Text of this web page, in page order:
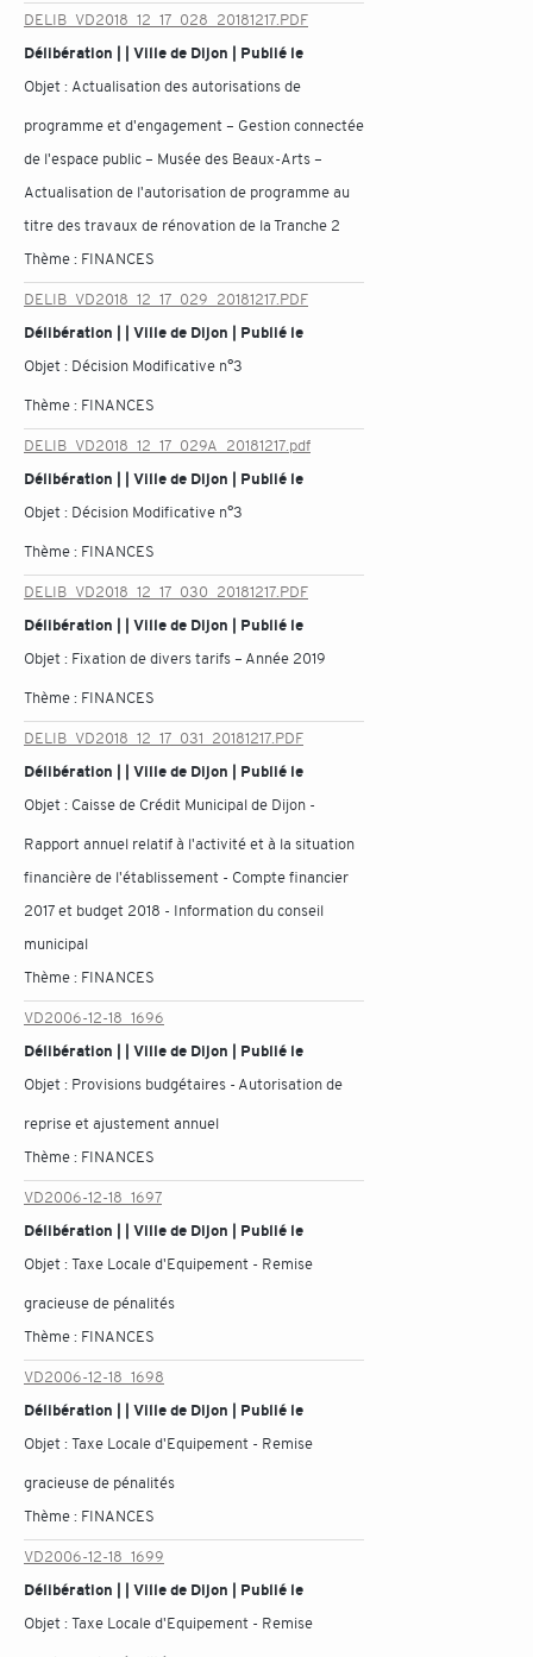
DELIB_VD2018_12_17_028_20181217.PDF
Délibération | | Ville de Dijon | Publié le
Objet : Actualisation des autorisations de
programme et d'engagement – Gestion connectée
de l'espace public – Musée des Beaux-Arts –
Actualisation de l'autorisation de programme au
titre des travaux de rénovation de la Tranche 2
Thème : FINANCES
DELIB_VD2018_12_17_029_20181217.PDF
Délibération | | Ville de Dijon | Publié le
Objet : Décision Modificative n°3
Thème : FINANCES
DELIB_VD2018_12_17_029A_20181217.pdf
Délibération | | Ville de Dijon | Publié le
Objet : Décision Modificative n°3
Thème : FINANCES
DELIB_VD2018_12_17_030_20181217.PDF
Délibération | | Ville de Dijon | Publié le
Objet : Fixation de divers tarifs – Année 2019
Thème : FINANCES
DELIB_VD2018_12_17_031_20181217.PDF
Délibération | | Ville de Dijon | Publié le
Objet : Caisse de Crédit Municipal de Dijon -
Rapport annuel relatif à l'activité et à la situation
financière de l'établissement - Compte financier
2017 et budget 2018 - Information du conseil
municipal
Thème : FINANCES
VD2006-12-18_1696
Délibération | | Ville de Dijon | Publié le
Objet : Provisions budgétaires - Autorisation de
reprise et ajustement annuel
Thème : FINANCES
VD2006-12-18_1697
Délibération | | Ville de Dijon | Publié le
Objet :Taxe Locale d'Equipement - Remise
gracieuse de pénalités
Thème : FINANCES
VD2006-12-18_1698
Délibération | | Ville de Dijon | Publié le
Objet :Taxe Locale d'Equipement - Remise
gracieuse de pénalités
Thème : FINANCES
VD2006-12-18_1699
Délibération | | Ville de Dijon | Publié le
Objet :Taxe Locale d'Equipement - Remise